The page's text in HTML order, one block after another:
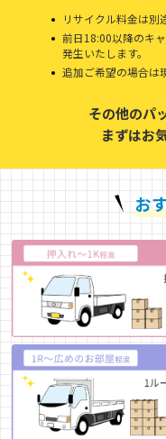
リサイクル料金は別
前日18:00以降のキ
発生いたします。
追加ご希望の場合は
その他のパ
まずはお
お